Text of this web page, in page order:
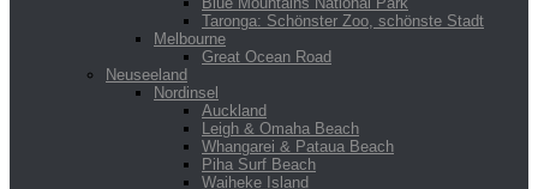
Taronga: Schönster Zoo, schönste Stadt
Melbourne
Great Ocean Road
Neuseeland
Nordinsel
Auckland
Leigh & Omaha Beach
Whangarei & Pataua Beach
Piha Surf Beach
Waiheke Island